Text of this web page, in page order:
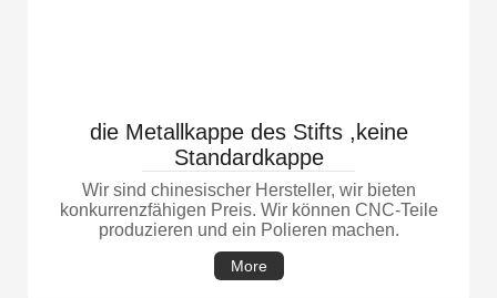
die Metallkappe des Stifts ,keine
Standardkappe
Wir sind chinesischer Hersteller, wir bieten
konkurrenzfähigen Preis. Wir können CNC-Teile
produzieren und ein Polieren machen.
More